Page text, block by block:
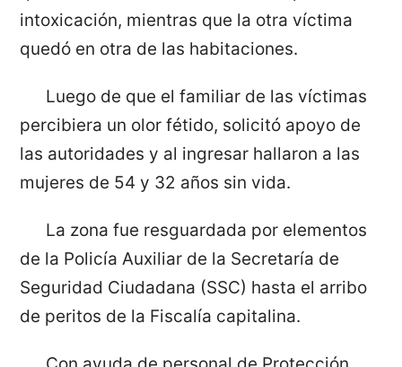
intoxicación, mientras que la otra víctima
quedó en otra de las habitaciones.
Luego de que el familiar de las víctimas
percibiera un olor fétido, solicitó apoyo de
las autoridades y al ingresar hallaron a las
mujeres de 54 y 32 años sin vida.
La zona fue resguardada por elementos
de la Policía Auxiliar de la Secretaría de
Seguridad Ciudadana (SSC) hasta el arribo
de peritos de la Fiscalía capitalina.